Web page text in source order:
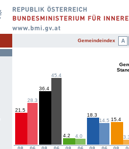
Gemeindeindex A
21.5
28.3
36.4
45.4
4.2 4.0
18.3
14.5 15.4